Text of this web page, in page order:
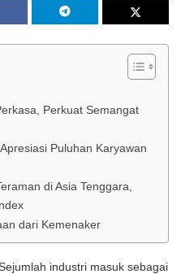
Perkuat Semangat
Puluhan Karyawan
di Asia Tenggara,
dari Kemenaker
industri masuk sebagai